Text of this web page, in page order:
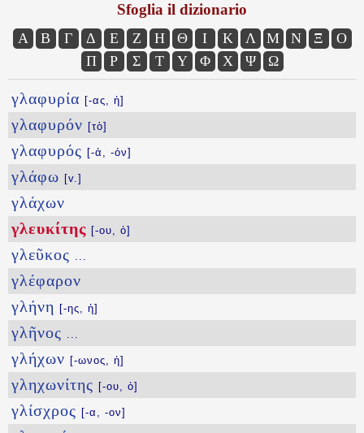
Sfoglia il dizionario
Α Β Γ Δ Ε Ζ Η Θ Ι Κ Λ Μ Ν Ξ
Ο
Π
Ρ Σ Τ Υ Φ Χ Ψ Ω
γλαφυρία [-ας, ἡ]
γλαφυρόν [τὸ]
γλαφυρός [-ά, -όν]
γλάφω [v.]
γλάχων
γλευκίτης [-ου, ὁ]
γλεῦκος ...
γλέφαρον
γλήνη
[-ης, ἡ]
γλῆνος ...
γλήχων [-ωνος, ἡ]
γληχωνίτης [-ου, ὁ]
γλίσχρος [-α, -ον]